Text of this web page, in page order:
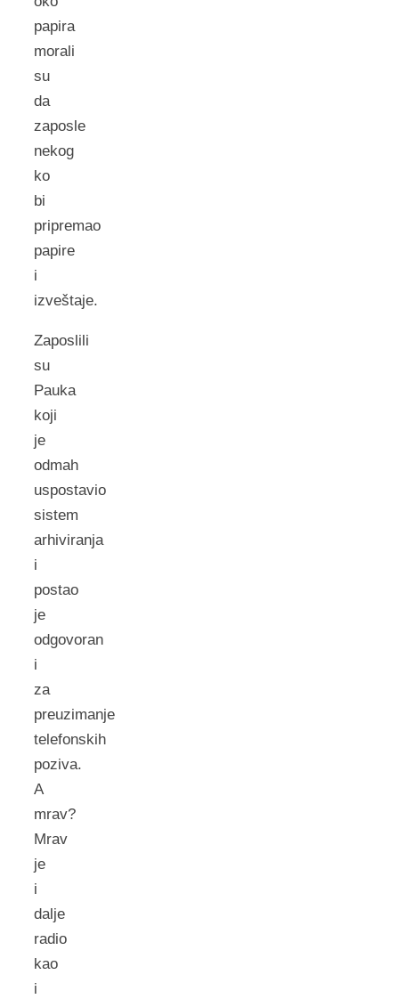
papira
morali
su
da
zaposle
nekog
ko
bi
pripremao
papire
i
izveštaje.
Zaposlili
su
Pauka
koji
je
odmah
uspostavio
sistem
arhiviranja
i
postao
je
odgovoran
i
za
preuzimanje
telefonskih
poziva.
A
mrav?
Mrav
je
i
dalje
radio
kao
i